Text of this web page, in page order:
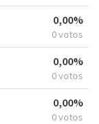
0,00%
0 votos
0,00%
0 votos
0,00%
0 votos